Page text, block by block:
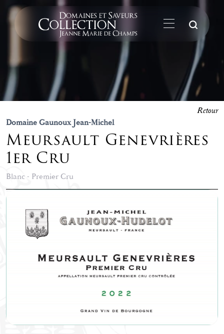
Domaine Gaunoux Jean-Michel
Meursault Genevrières
1er Cru
Blanc - Premier Cru
Retour